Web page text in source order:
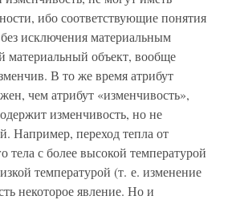
ибо соответствующие понятия
исключения материальным
материальный объект, вообще
В то же время атрибут
чем атрибут «изменчивость»,
изменчивость, но не
Например, переход тепла от
тела с более высокой температурой
температурой (т. е. изменение
некоторое явление. Но и